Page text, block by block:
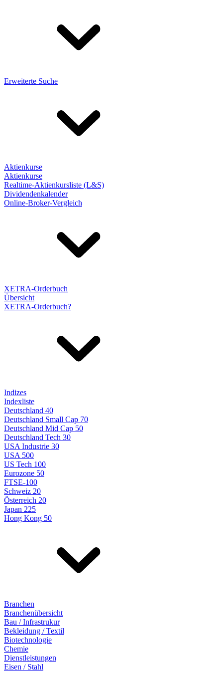
Erweiterte Suche
Aktienkurse
Aktienkurse
Realtime-Aktienkursliste (L&S)
Dividendenkalender
Online-Broker-Vergleich
XETRA-Orderbuch
Übersicht
XETRA-Orderbuch?
Indizes
Indexliste
Deutschland 40
Deutschland Small Cap 70
Deutschland Mid Cap 50
Deutschland Tech 30
USA Industrie 30
USA 500
US Tech 100
Eurozone 50
FTSE-100
Schweiz 20
Österreich 20
Japan 225
Hong Kong 50
Branchen
Branchenübersicht
Bau / Infrastrukur
Bekleidung / Textil
Biotechnologie
Chemie
Dienstleistungen
Eisen / Stahl